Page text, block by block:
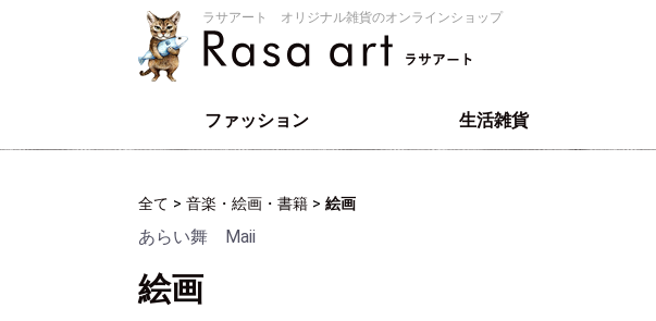
ラサアート オリジナル雑貨のオンラインショップ
ファッション 生活雑貨
全て > 音楽・絵画・書籍 > 絵画
あらい舞 Maii
絵画